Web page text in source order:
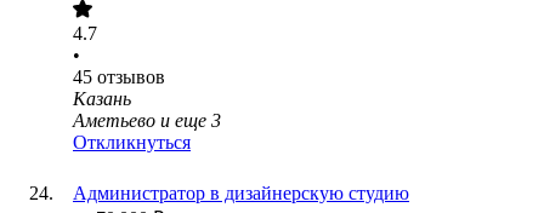
4.7
•
45 отзывов
Казань
Аметьево и еще 3
Откликнуться
Администратор в дизайнерскую студию